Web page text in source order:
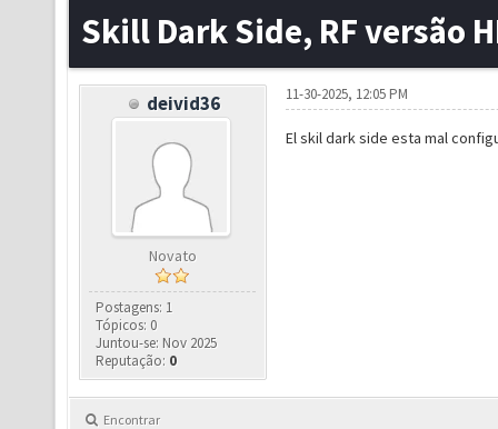
Skill Dark Side, RF versão
deivid36
Novato
Postagens: 1
Tópicos: 0
Juntou-se: Nov 2025
Reputação: 0
11-30-2025, 12:05 PM
El skil dark side esta mal
Encontrar